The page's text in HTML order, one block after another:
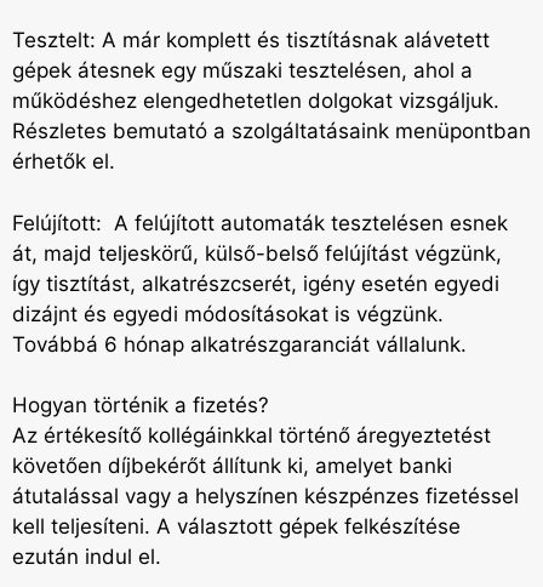
Tesztelt: A már komplett és tisztításnak alávetett
gépek átesnek egy műszaki tesztelésen, ahol a
működéshez elengedhetetlen dolgokat vizsgáljuk.
Részletes bemutató a szolgáltatásaink menüpontban
érhetők el.
Felújított: A felújított automaták tesztelésen esnek
át, majd teljeskörű, külső-belső felújítást végzünk,
így tisztítást, alkatrészcserét, igény esetén egyedi
dizájnt és egyedi módosításokat is végzünk.
Továbbá 6 hónap alkatrészgaranciát vállalunk.
Hogyan történik a fizetés?
Az értékesítő kollégáinkkal történő áregyeztetést
követően díjbekérőt állítunk ki, amelyet banki
átutalással vagy a helyszínen készpénzes fizetéssel
kell teljesíteni. A választott gépek felkészítése
ezután indul el.